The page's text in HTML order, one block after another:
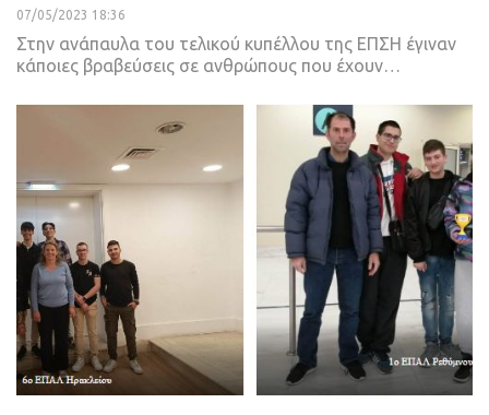
07/05/2023 18:36
Στην ανάπαυλα του τελικού κυπέλλου της ΕΠΣΗ έγιναν
κάποιες βραβεύσεις σε ανθρώπους που έχουν